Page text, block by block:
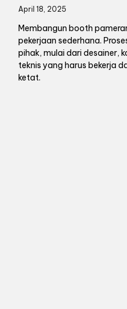
April 18, 2025
Membangun booth
pekerjaan sederhana.
pihak, mulai dari desainer,
teknis yang harus bekerja
ketat.